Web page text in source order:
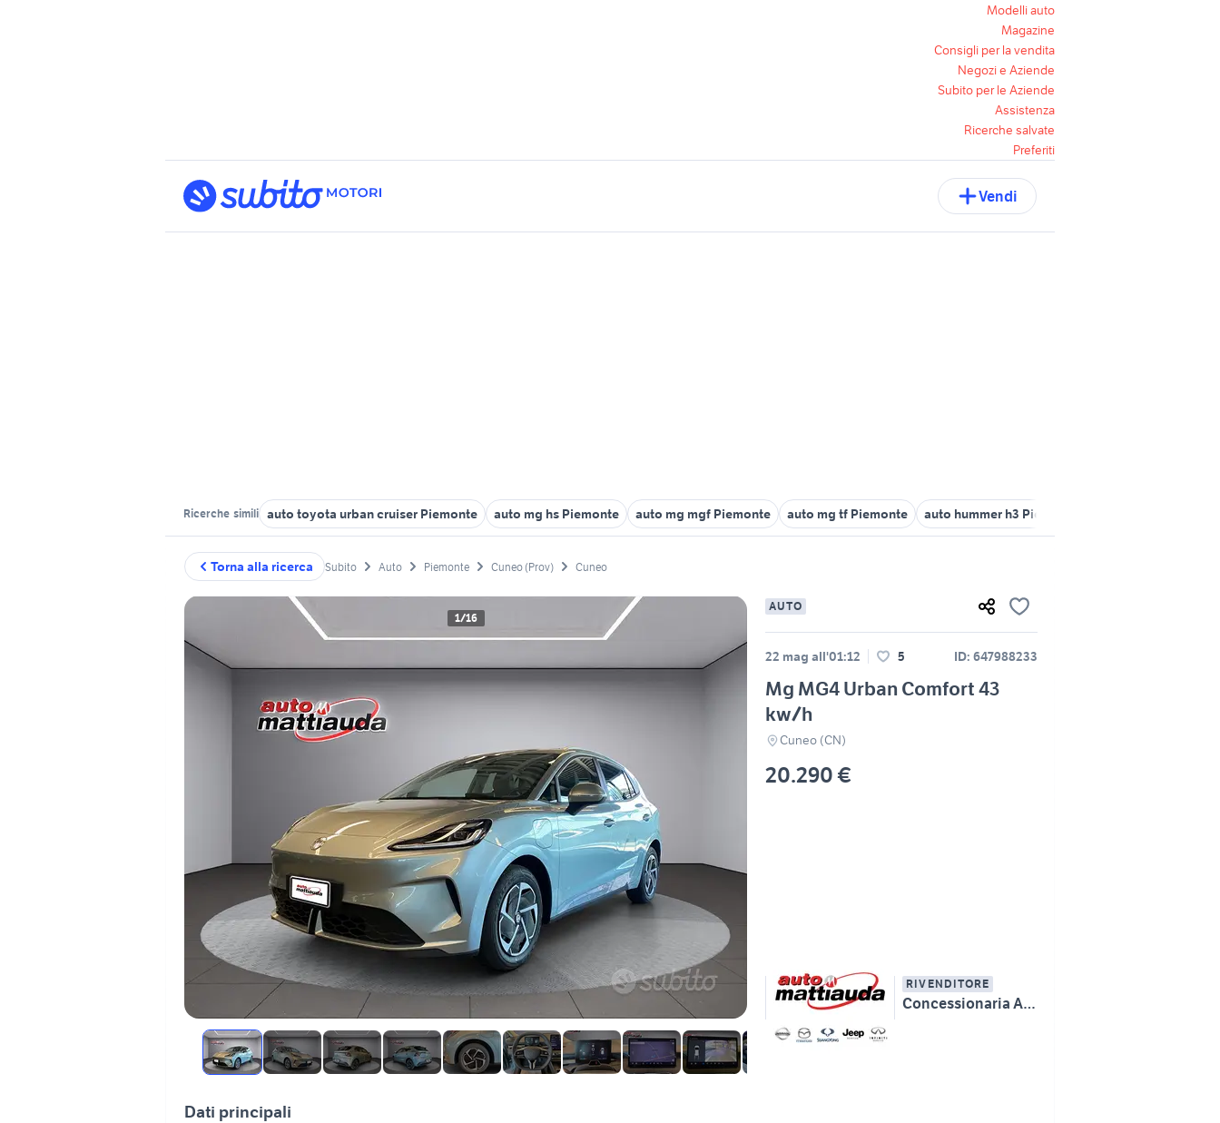
Modelli auto
Magazine
Consigli per la vendita
Negozi e Aziende
Subito per le Aziende
Assistenza
Ricerche salvate
Preferiti
Vendi
Ricerche simili auto toyota urban cruiser Piemonte auto mg hs Piemonte auto mg mgf Piemonte auto mg tf Piemonte auto hummer h3 Piemonte
Torna alla ricerca Subito Auto Piemonte Cuneo (Prov) Cuneo
1/16
AUTO
22 mag all'01:12 5 ID: 647988233
Mg MG4 Urban Comfort 43
kw/h
Cuneo (CN)
20.290 €
RIVENDITORE
Concessionaria AUTOMATTIAUDA
Dati principali